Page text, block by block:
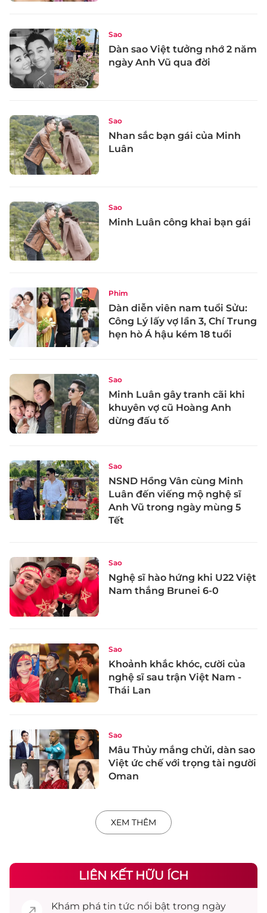
Sao
Dàn sao Việt tưởng nhớ 2 năm
ngày Anh Vũ qua đời
Sao
Nhan sắc bạn gái của Minh
Luân
Sao
Minh Luân công khai bạn gái
Phim
Dàn diễn viên nam tuổi Sửu:
Công Lý lấy vợ lần 3, Chí Trung
hẹn hò Á hậu kém 18 tuổi
Sao
Minh Luân gây tranh cãi khi
khuyên vợ cũ Hoàng Anh
dừng đấu tố
Sao
NSND Hồng Vân cùng Minh
Luân đến viếng mộ nghệ sĩ
Anh Vũ trong ngày mùng 5
Tết
Sao
Nghệ sĩ hào hứng khi U22 Việt
Nam thắng Brunei 6-0
Sao
Khoảnh khắc khóc, cười của
nghệ sĩ sau trận Việt Nam -
Thái Lan
Sao
Mâu Thủy mắng chửi, dàn sao
Việt ức chế với trọng tài người
Oman
XEM THÊM
LIÊN KẾT HỮU ÍCH
Khám phá tin tức nổi bật trong ngày